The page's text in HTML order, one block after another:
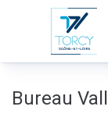
Bureau